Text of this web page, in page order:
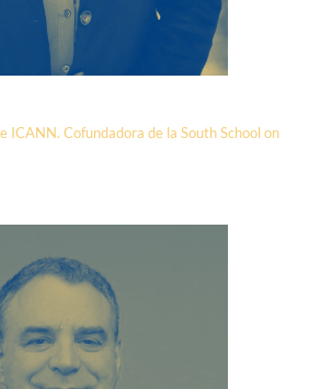
ICANN. Cofundadora de la South School on